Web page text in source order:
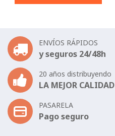
ENVÍOS RÁPIDOS
y seguros 24/48h
20 años distribuyendo
LA MEJOR CALIDAD
PASARELA
Pago seguro